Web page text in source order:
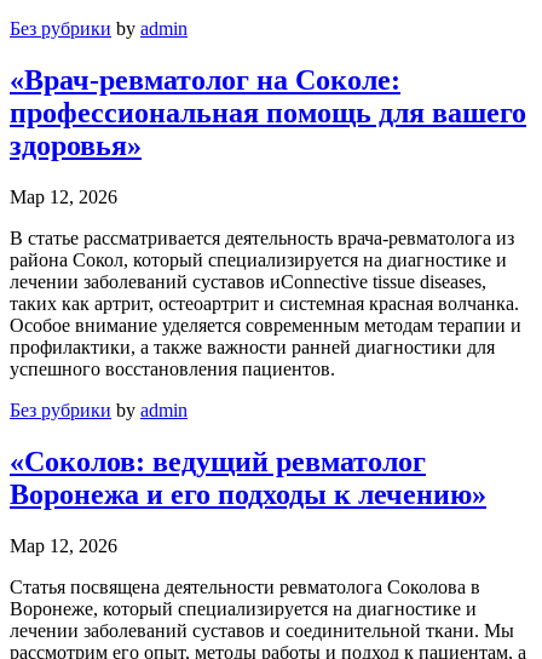
Без рубрики by admin
«Врач-ревматолог на Соколе:
профессиональная помощь для вашего
здоровья»
Мар 12, 2026
В статье рассматривается деятельность врача-ревматолога из
района Сокол, который специализируется на диагностике и
лечении заболеваний суставов иConnective tissue diseases,
таких как артрит, остеоартрит и системная красная волчанка.
Особое внимание уделяется современным методам терапии и
профилактики, а также важности ранней диагностики для
успешного восстановления пациентов.
Без рубрики by admin
«Соколов: ведущий ревматолог
Воронежа и его подходы к лечению»
Мар 12, 2026
Статья посвящена деятельности ревматолога Соколова в
Воронеже, который специализируется на диагностике и
лечении заболеваний суставов и соединительной ткани. Мы
рассмотрим его опыт, методы работы и подход к пациентам, а